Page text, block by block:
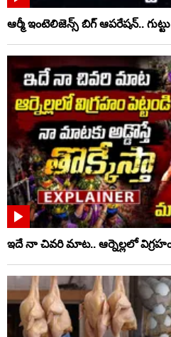
ఆర్మీ ఇంటెలిజెన్స్ బిగ్ ఆపరేషన్.. గుట్టు
ఇదే నా చివరి మాట.. ఆర్నెల్లలో